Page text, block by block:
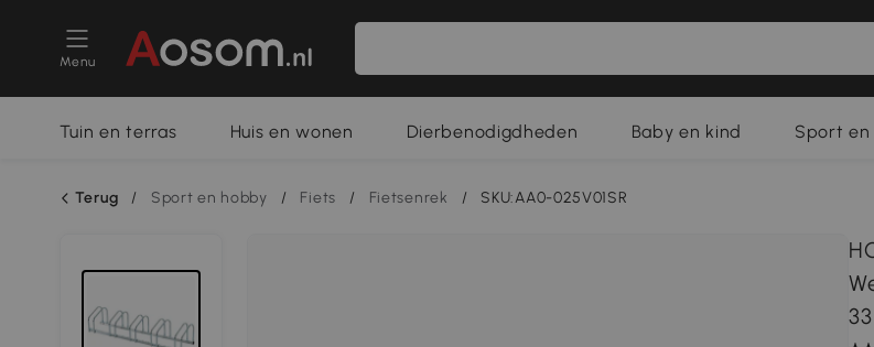
Menu
Tuin en terras Huis en wonen Dierbenodigdheden Baby en kind Sport
Terug / Sport en hobby / Fiets / Fietsenrek / SKU:AA0-025V01SR